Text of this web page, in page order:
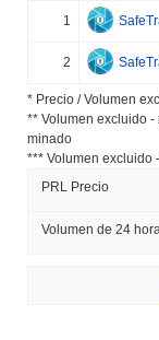
1
2
* Precio / Volumen
** Volumen excluido
minado
*** Volumen excluido
PRL Precio
Volumen de 24